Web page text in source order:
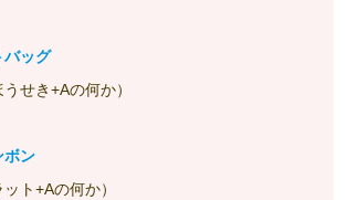
バッグ
うせき+Aの何か）
ボン
ット+Aの何か）